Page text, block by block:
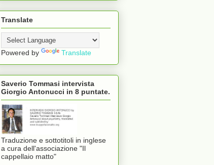
Translate
Powered by Translate
Saverio Tommasi intervista
Giorgio Antonucci in 8 puntate.
Traduzione e sottotitoli in inglese
a cura dell'associazione "Il
cappellaio matto"